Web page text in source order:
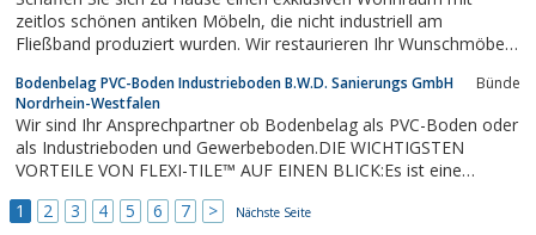
zeitlos schönen antiken Möbeln, die nicht industriell am
Fließband produziert wurden. Wir restaurieren Ihr Wunschmöbel
Bodenbelag PVC-Boden Industrieboden B.W.D. Sanierungs GmbH
Nordrhein-Westfalen
Bünde
Wir sind Ihr Ansprechpartner ob Bodenbelag als PVC-Boden oder
als Industrieboden und Gewerbeboden.DIE WICHTIGSTEN
VORTEILE VON FLEXI-TILE™ AUF EINEN BLICK:Es ist eine
schnelle und einfache Verlegung, ohne besondere Werkzeuge
1 2 3 4 5 6 7 > Nächste Seite